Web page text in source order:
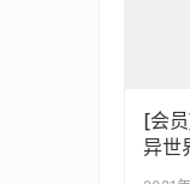
[会
异世
ンタ